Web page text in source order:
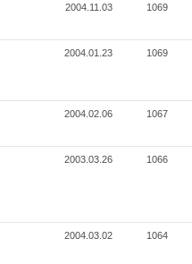
2004.11.03 1069
2004.01.23 1069
2004.02.06 1067
2003.03.26 1066
2004.03.02 1064